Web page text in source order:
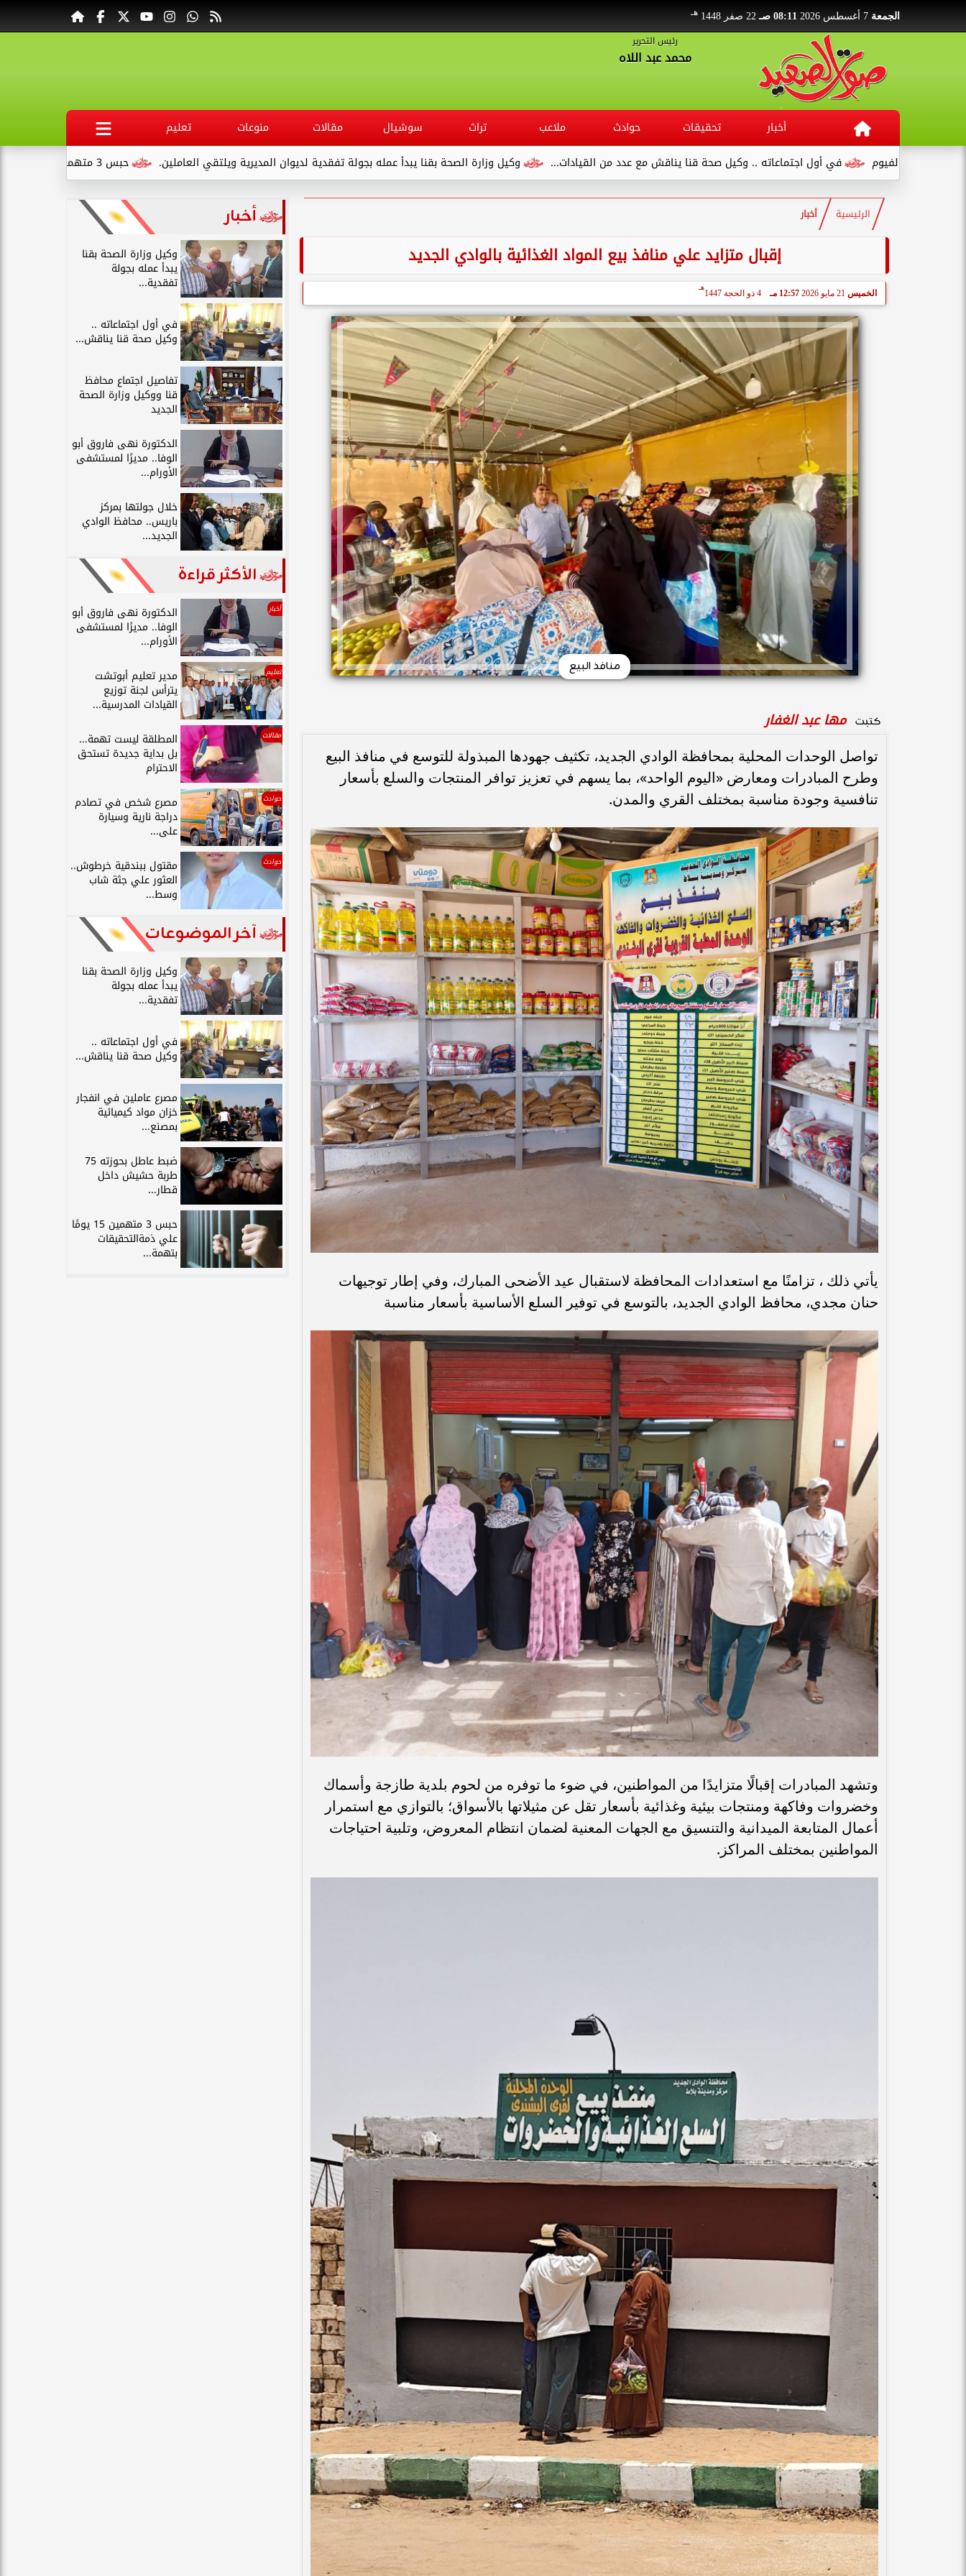
الجمعة 08:11 صـ 22 صفر 1448 هـ
رئيس التحرير
محمد عبد اللاه
أخبار تحقيقات حوادث ملاعب تراث سوشيال مقالات منوعات
تعليم
حبس 3 متهمين 15 يومًا علي ذمةالتحقيقات بتهمة التنقيب عن الآثار داخل...
وكيل وزارة الصحة بقنا يبدأ عمله بجولة تفقدية لديوان المديرية ويلتقي العاملين. في أول اجتماعاته .. وكيل صحة قنا يناقش مع عدد من القيادات...
الرئيسية أخبار
إقبال متزايد علي منافذ بيع المواد الغذائية بالوادي الجديد
الخميس 12:57 مـ 4 ذو الحجة 1447
هـ
منافذ البيع
كتبت مها عبد الغفار
تواصل الوحدات المحلية بمحافظة الوادي الجديد، تكثيف جهودها المبذولة للتوسع في منافذ البيع
وطرح المبادرات ومعارض «اليوم الواحد»، بما يسهم في تعزيز توافر المنتجات والسلع بأسعار
تنافسية وجودة مناسبة بمختلف القري والمدن.
يأتي ذلك ، تزامنًا مع استعدادات المحافظة لاستقبال عيد الأضحى المبارك، وفي إطار توجيهات
حنان مجدي، محافظ الوادي الجديد، بالتوسع في توفير السلع الأساسية بأسعار مناسبة
وتشهد المبادرات إقبالًا متزايدًا من المواطنين، في ضوء ما توفره من لحوم بلدية طازجة وأسماك
وخضروات وفاكهة ومنتجات بيئية وغذائية بأسعار تقل عن مثيلاتها بالأسواق؛ بالتوازي مع استمرار
أعمال المتابعة الميدانية والتنسيق مع الجهات المعنية لضمان انتظام المعروض، وتلبية احتياجات
المواطنين بمختلف المراكز.
أخبار
وكيل وزارة الصحة بقنا
يبدأ عمله بجولة
تفقدية...
في أول اجتماعاته ..
وكيل صحة قنا يناقش...
تفاصيل اجتماع محافظ
قنا ووكيل وزارة الصحة
الجديد
الدكتورة نهى فاروق أبو
الوفا.. مديرًا لمستشفى
الأورام...
خلال جولتها بمركز
باريس.. محافظ الوادي
الجديد...
الأكثر قراءة
أخبار الدكتورة نهى فاروق أبو
الوفا.. مديرًا لمستشفى
الأورام...
تعليم مدير تعليم أبوتشت
يترأس لجنة توزيع
القيادات المدرسية...
مقالات المطلقة ليست تهمة...
بل بداية جديدة تستحق
الاحترام
حوادث مصرع شخص في تصادم
دراجة نارية وسيارة
على...
حوادث مقتول ببندقية خرطوش..
العثور علي جثة شاب
وسط...
آخر الموضوعات
وكيل وزارة الصحة بقنا
يبدأ عمله بجولة
تفقدية...
في أول اجتماعاته ..
وكيل صحة قنا يناقش...
مصرع عاملين في انفجار
خزان مواد كيميائية
بمصنع...
ضبط عاطل بحوزته 75
طربة حشيش داخل
قطار...
حبس 3 متهمين 15 يومًا
علي ذمةالتحقيقات
بتهمة...